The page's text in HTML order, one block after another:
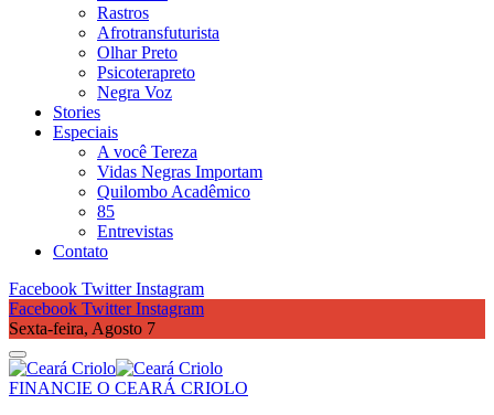
Rastros
Afrotransfuturista
Olhar Preto
Psicoterapreto
Negra Voz
Stories
Especiais
A você Tereza
Vidas Negras Importam
Quilombo Acadêmico
85
Entrevistas
Contato
Facebook Twitter Instagram
Facebook Twitter Instagram
Sexta-feira, Agosto 7
FINANCIE O CEARÁ CRIOLO